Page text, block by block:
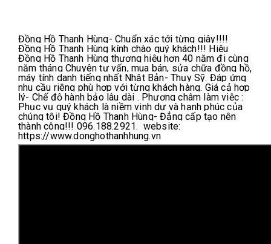
Đồng Hồ Thanh Hùng- Chuẩn xác tới từng giây!!!!
Đồng Hồ Thanh Hùng kính chào quý khách!!! Hiệu
Đồng Hồ Thanh Hùng thương hiệu hơn 40 năm đi cùng
năm tháng Chuyên tư vấn, mua bán, sửa chữa đồng hồ,
máy tính danh tiếng nhất Nhật Bản- Thụy Sỹ. Đáp ứng
nhu cầu riêng phù hợp với từng khách hàng. Giá cả hợp
lý- Chế độ hành bảo lâu dài . Phương châm làm việc :
Phục vụ quý khách là niềm vinh dự và hạnh phúc của
chúng tôi! Đồng Hồ Thanh Hùng- Đẳng cấp tạo nên
thành công!!! 096.188.2921.  website:
https://www.donghothanhhung.vn